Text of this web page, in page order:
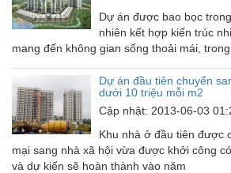
Dự án được bao bọc
nhiên kết hợp kiến trúc
mang đến không gian sống thoải mái,
Dự án đầu tiên chuyển
dưới 10 triệu mỗi m2
Cập nhật: 2013-06-03
Khu nhà ở đầu tiên được
mại sang nhà xã hội vừa được khởi công
và dự kiến sẽ hoàn thành vào năm